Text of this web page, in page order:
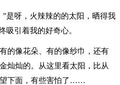
是呀，火辣辣的的太阳，晒得我
吸引着我的好奇心。
的像花朵、有的像纱巾，还有
灿灿的。从这里看太阳，比从
下面，有些害怕了……